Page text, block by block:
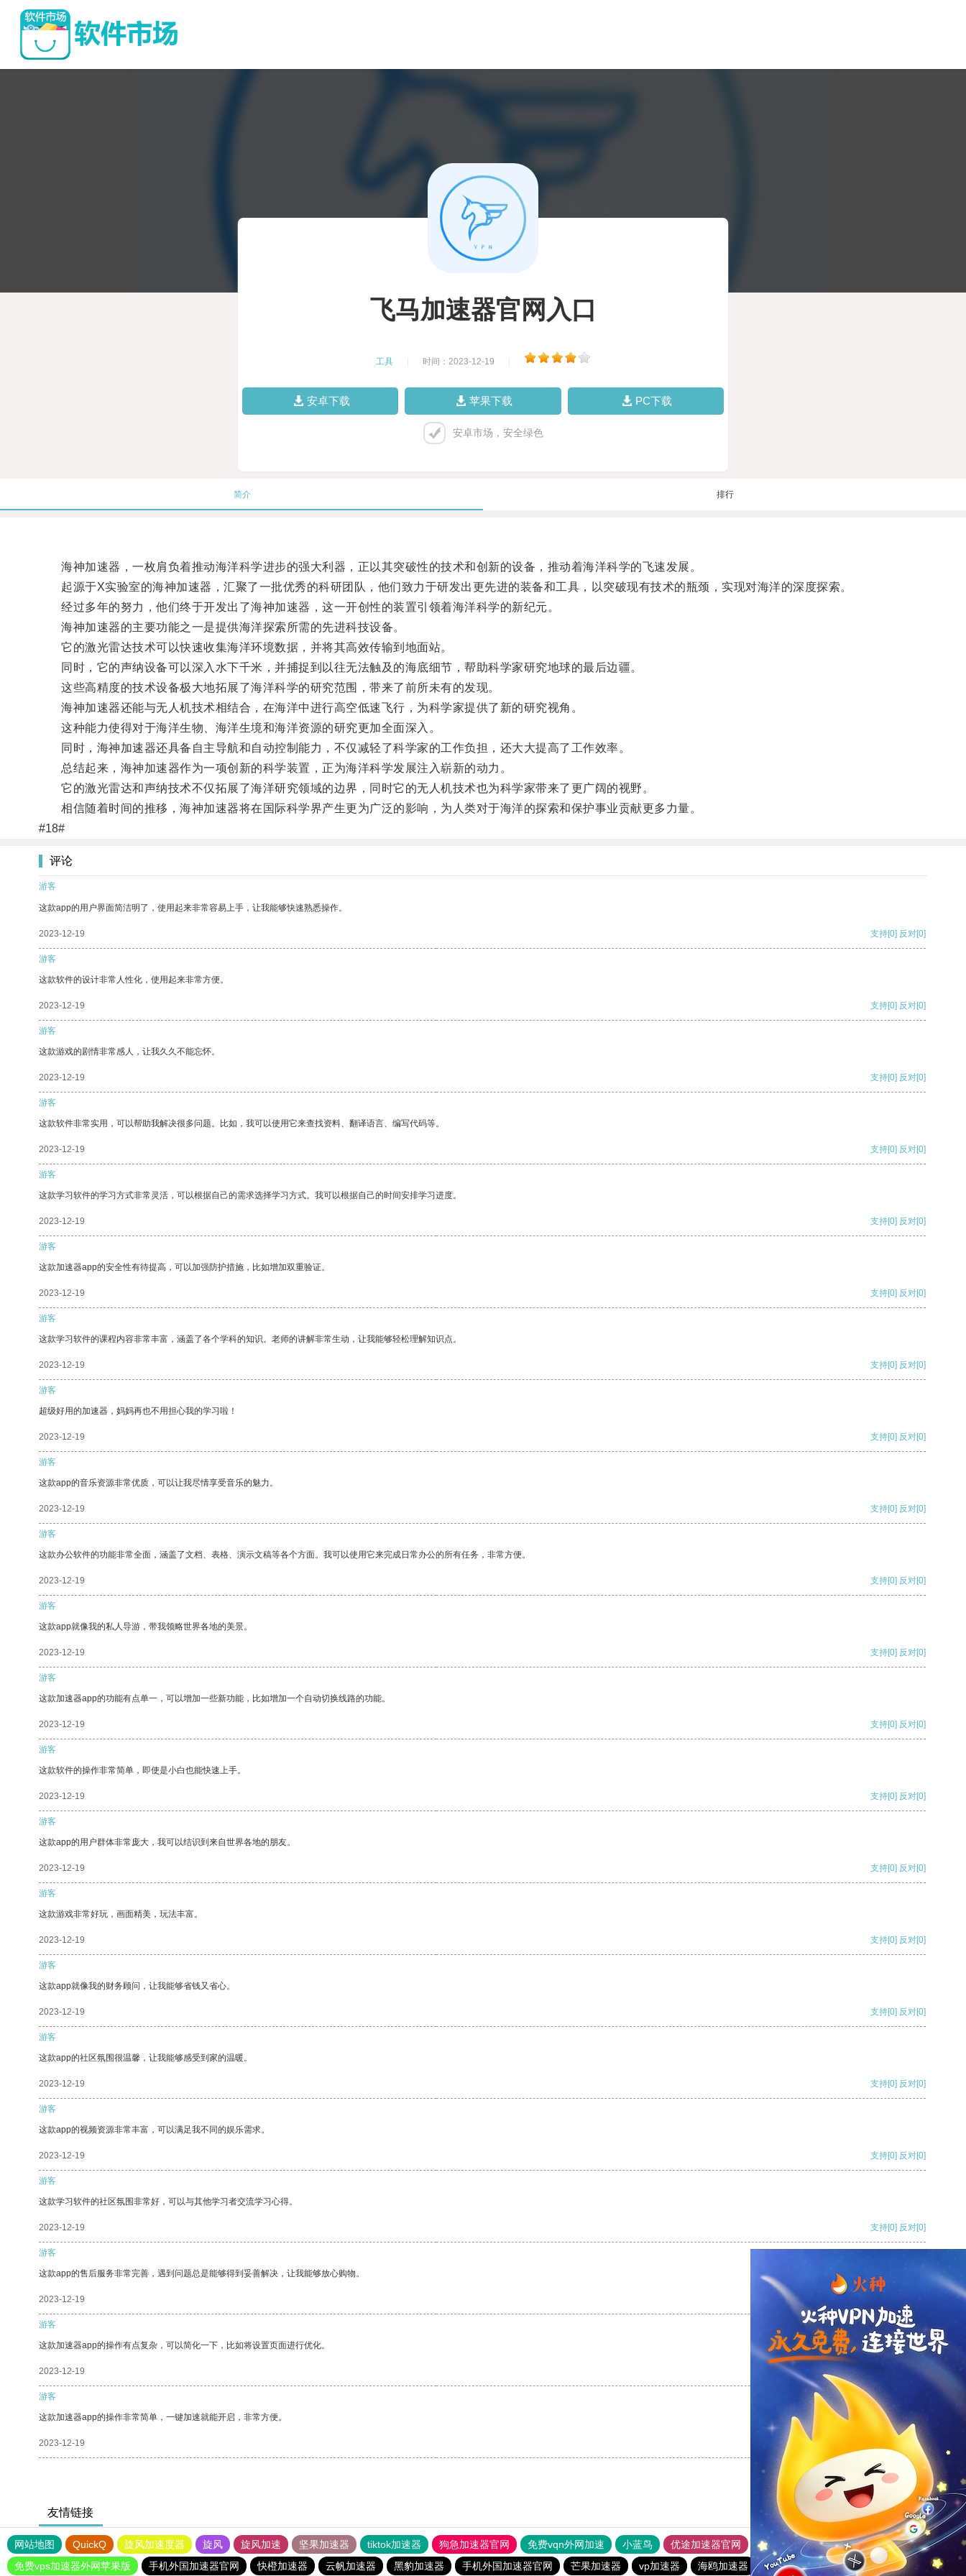
飞马加速器官网入口
工具 时间：2023-12-19
安卓下载 苹果下载 PC下载
安卓市场，安全绿色
简介 排行
海神加速器，一枚肩负着推动海洋科学进步的强大利器，正以其突破性的技术和创新的设备，推动着海洋科学的飞速发展。
起源于X实验室的海神加速器，汇聚了一批优秀的科研团队，他们致力于研发出更先进的装备和工具，以突破现有技术的瓶颈，实现对海洋的深度探索。
经过多年的努力，他们终于开发出了海神加速器，这一开创性的装置引领着海洋科学的新纪元。
海神加速器的主要功能之一是提供海洋探索所需的先进科技设备。
它的激光雷达技术可以快速收集海洋环境数据，并将其高效传输到地面站。
同时，它的声纳设备可以深入水下千米，并捕捉到以往无法触及的海底细节，帮助科学家研究地球的最后边疆。
这些高精度的技术设备极大地拓展了海洋科学的研究范围，带来了前所未有的发现。
海神加速器还能与无人机技术相结合，在海洋中进行高空低速飞行，为科学家提供了新的研究视角。
这种能力使得对于海洋生物、海洋生境和海洋资源的研究更加全面深入。
同时，海神加速器还具备自主导航和自动控制能力，不仅减轻了科学家的工作负担，还大大提高了工作效率。
总结起来，海神加速器作为一项创新的科学装置，正为海洋科学发展注入崭新的动力。
它的激光雷达和声纳技术不仅拓展了海洋研究领域的边界，同时它的无人机技术也为科学家带来了更广阔的视野。
相信随着时间的推移，海神加速器将在国际科学界产生更为广泛的影响，为人类对于海洋的探索和保护事业贡献更多力量。
#18#
评论
游客
这款app的用户界面简洁明了，使用起来非常容易上手，让我能够快速熟悉操作。
2023-12-19 支持[0] 反对[0]
游客
这款软件的设计非常人性化，使用起来非常方便。
2023-12-19 支持[0] 反对[0]
游客
这款游戏的剧情非常感人，让我久久不能忘怀。
2023-12-19 支持[0] 反对[0]
游客
这款软件非常实用，可以帮助我解决很多问题。比如，我可以使用它来查找资料、翻译语言、编写代码等。
2023-12-19 支持[0] 反对[0]
游客
这款学习软件的学习方式非常灵活，可以根据自己的需求选择学习方式。我可以根据自己的时间安排学习进度。
2023-12-19 支持[0] 反对[0]
游客
这款加速器app的安全性有待提高，可以加强防护措施，比如增加双重验证。
2023-12-19 支持[0] 反对[0]
游客
这款学习软件的课程内容非常丰富，涵盖了各个学科的知识。老师的讲解非常生动，让我能够轻松理解知识点。
2023-12-19 支持[0] 反对[0]
游客
超级好用的加速器，妈妈再也不用担心我的学习啦！
2023-12-19 支持[0] 反对[0]
游客
这款app的音乐资源非常优质，可以让我尽情享受音乐的魅力。
2023-12-19 支持[0] 反对[0]
游客
这款办公软件的功能非常全面，涵盖了文档、表格、演示文稿等各个方面。我可以使用它来完成日常办公的所有任务，非常方便。
2023-12-19 支持[0] 反对[0]
游客
这款app就像我的私人导游，带我领略世界各地的美景。
2023-12-19 支持[0] 反对[0]
游客
这款加速器app的功能有点单一，可以增加一些新功能，比如增加一个自动切换线路的功能。
2023-12-19 支持[0] 反对[0]
游客
这款软件的操作非常简单，即使是小白也能快速上手。
2023-12-19 支持[0] 反对[0]
游客
这款app的用户群体非常庞大，我可以结识到来自世界各地的朋友。
2023-12-19 支持[0] 反对[0]
游客
这款游戏非常好玩，画面精美，玩法丰富。
2023-12-19 支持[0] 反对[0]
游客
这款app就像我的财务顾问，让我能够省钱又省心。
2023-12-19 支持[0] 反对[0]
游客
这款app的社区氛围很温馨，让我能够感受到家的温暖。
2023-12-19 支持[0] 反对[0]
游客
这款app的视频资源非常丰富，可以满足我不同的娱乐需求。
2023-12-19 支持[0] 反对[0]
游客
这款学习软件的社区氛围非常好，可以与其他学习者交流学习心得。
2023-12-19 支持[0] 反对[0]
游客
这款app的售后服务非常完善，遇到问题总是能够得到妥善解决，让我能够放心购物。
2023-12-19
游客
这款加速器app的操作有点复杂，可以简化一下，比如将设置页面进行优化。
2023-12-19 反对
游客
这款加速器app的操作非常简单，一键加速就能开启，非常方便。
2023-12-19 反对[0]
友情链接
网站地图 QuickQ 旋风加速度器 旋风 旋风加速 坚果加速器 tiktok加速器 狗急加速器官网 免费vqn外网加速 小蓝鸟 优途加速器官网 风驰加速器 旋风加速器
八戒看书
免费vps加速器外网苹果版
手机外国加速器官网 快橙加速器 云帆加速器 黑豹加速器 手机外国加速器官网 芒果加速器 vp加速器 海鸥加速器 蚂蚁vp加速器 每天试用一小时加速器